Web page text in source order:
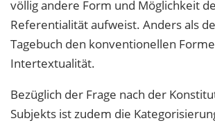
völlig andere Form und Möglichkeit
Referentialität aufweist. Anders als
Tagebuch den konventionellen
Intertextualität.
Bezüglich der Frage nach der
Subjekts ist zudem die